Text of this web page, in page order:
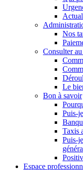
Nos
Consulter
Le
Bon à savoir
Puis-
Taxis
Puis-
Espace